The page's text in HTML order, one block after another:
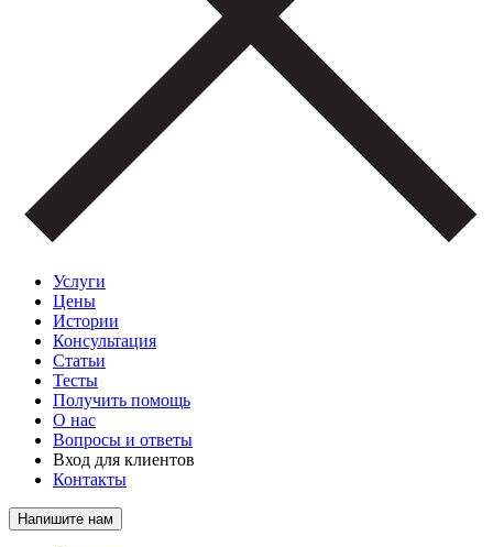
Услуги
Цены
Истории
Консультация
Статьи
Тесты
Получить помощь
О нас
Вопросы и ответы
Вход для клиентов
Контакты
Напишите нам